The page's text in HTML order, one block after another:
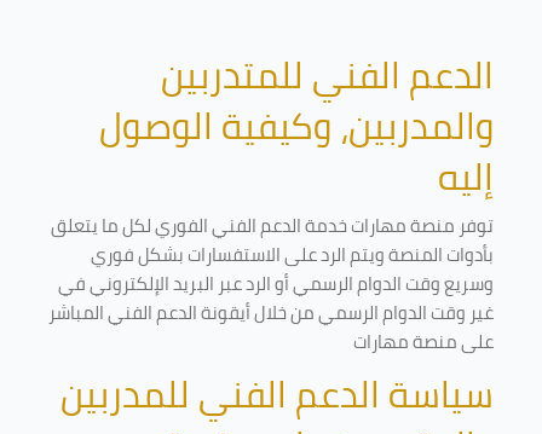
الدعم الفني للمتدربين
والمدربين، وكيفية الوصول
إليه
توفر منصة مهارات خدمة الدعم الفني الفوري لكل ما يتعلق
بأدوات المنصة ويتم الرد على الاستفسارات بشكل فوري
وسريع وقت الدوام الرسمي أو الرد عبر البريد الإلكتروني في
غير وقت الدوام الرسمي من خلال أيقونة الدعم الفني المباشر
على منصة مهارات
سياسة الدعم الفني للمدربين